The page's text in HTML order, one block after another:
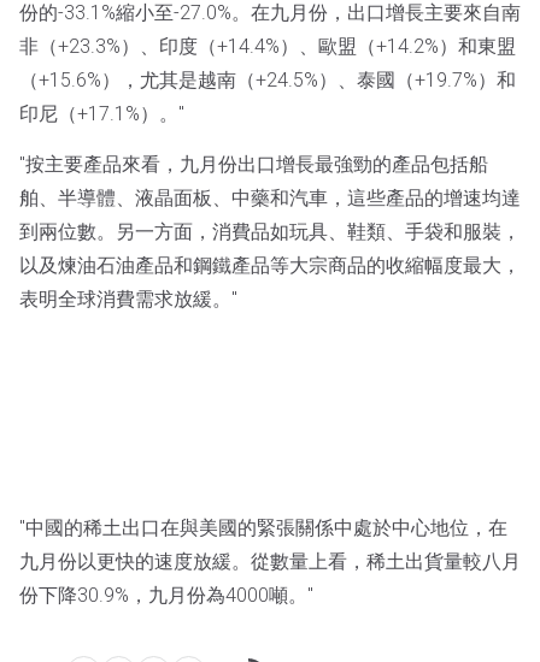
份的-33.1%縮小至-27.0%。在九月份，出口增長主要來自南
非（+23.3%）、印度（+14.4%）、歐盟（+14.2%）和東盟
（+15.6%），尤其是越南（+24.5%）、泰國（+19.7%）和
印尼（+17.1%）。"
"按主要產品來看，九月份出口增長最強勁的產品包括船
舶、半導體、液晶面板、中藥和汽車，這些產品的增速均達
到兩位數。另一方面，消費品如玩具、鞋類、手袋和服裝，
以及煉油石油產品和鋼鐵產品等大宗商品的收縮幅度最大，
表明全球消費需求放緩。"
"中國的稀土出口在與美國的緊張關係中處於中心地位，在
九月份以更快的速度放緩。從數量上看，稀土出貨量較八月
份下降30.9%，九月份為4000噸。"